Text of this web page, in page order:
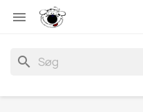

search